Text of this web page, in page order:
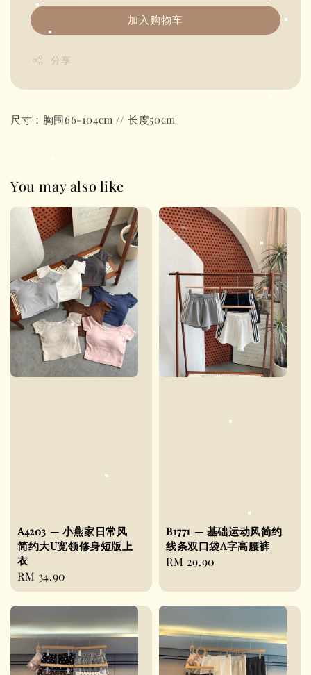
加入购物车
分享
尺寸：胸围66-104cm // 长度50cm
You may also like
A4203 — 小燕家日常风
简约大U宽领修身短版上
衣
Regular
price
RM 34.90
B1771 — 基础运动风简约
线条双口袋A字高腰裤
Regular
RM 29.90